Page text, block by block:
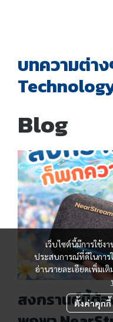
บทความต่า
Blog
สงกรานต์นี้ต้อ
เว็บไซต์นี้มีการใช้ง
ประสบการณ์ที่ดีในการ
อ่านรายละเอียดเพิ่มเติ
ตั้งค่าคุกกี้